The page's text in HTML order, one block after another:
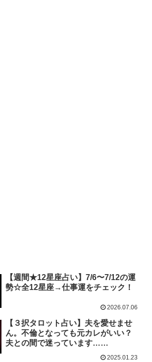
【週間★12星座占い】7/6〜7/12の運
勢☆全12星座→仕事運をチェック！
2026.07.06
【３択タロット占い】夫を愛せませ
ん。不倫となっても元カレがいい？
夫との間で迷っています……
2025.01.23